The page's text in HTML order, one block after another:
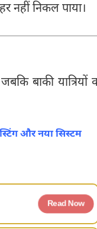
नहीं निकल पाया।
बाकी यात्रियों
और नया सिस्टम
Read Now